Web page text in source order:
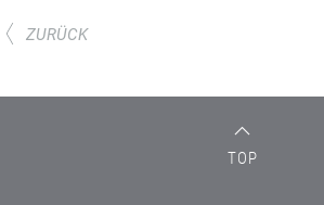
ZURÜCK
TOP